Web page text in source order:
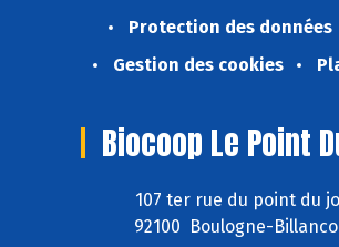
Protection des données
Gestion des cookies
Biocoop Le Point
107 ter rue du point du
92100 Boulogne-